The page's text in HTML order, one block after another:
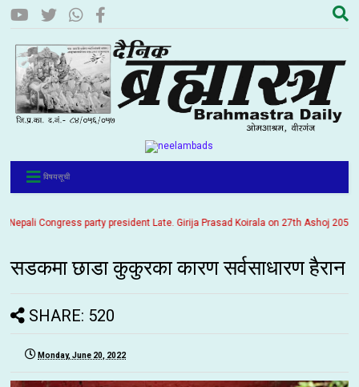
विषयसूची
Congress party president Late. Girija Prasad Koirala on 27th Ashoj 2057.
सडकमा छाडा कुकुरका कारण सर्वसाधारण हैरान
SHARE: 520
Monday, June 20, 2022